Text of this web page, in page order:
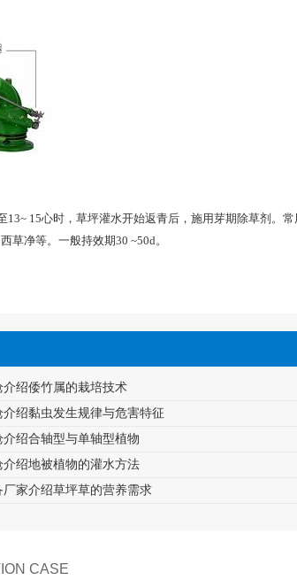
15心时，草坪灌水开始返青后，施用芽期除草剂。
净等。一般持效期30 ~50d。
介绍倭竹属的栽培技术
介绍黏虫发生规律与危害特征
介绍合轴型与单轴型植物
介绍地被植物的灌水方法
厂家介绍草坪草的营养需求
CASE